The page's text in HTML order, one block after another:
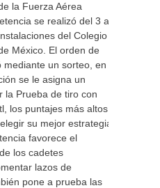
la Fuerza Aérea
se realizó del 3 al
del Colegio
México. El orden de
un sorteo, en el
se le asigna un
la Prueba de tiro con
los puntajes más altos
su mejor estrategia
favorece el
los cadetes
lazos de
pone a prueba las